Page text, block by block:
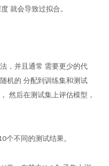
就会导致过拟合。
，并且通常 需要更少的代
机的 分配到训练集和测试
然后在测试集上评估模型，
个不同的测试结果。